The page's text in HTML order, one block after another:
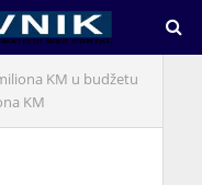
KM u budžetu
KM